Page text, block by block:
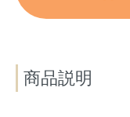
商品説明